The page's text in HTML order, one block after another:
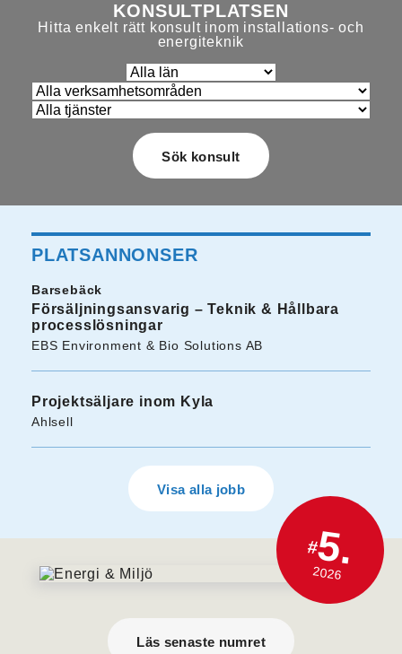
KONSULTPLATSEN
Hitta enkelt rätt konsult inom installations- och
energiteknik
PLATSANNONSER
Barsebäck
Försäljningsansvarig – Teknik & Hållbara
processlösningar
EBS Environment & Bio Solutions AB
Projektsäljare inom Kyla
Ahlsell
Visa alla jobb
#5.
2026
Läs senaste numret